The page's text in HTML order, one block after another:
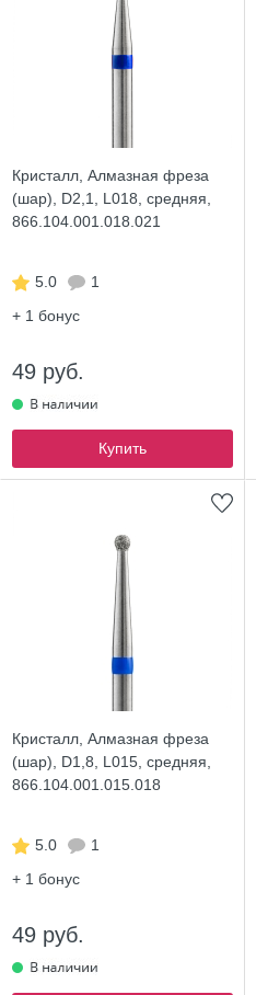
Кристалл, Алмазная фреза
(шар), D2,1, L018, средняя,
866.104.001.018.021
5.0
1
+ 1 бонус
49 руб.
Купить
Кристалл, Алмазная фреза
(шар), D1,8, L015, средняя,
866.104.001.015.018
5.0
1
+ 1 бонус
49 руб.